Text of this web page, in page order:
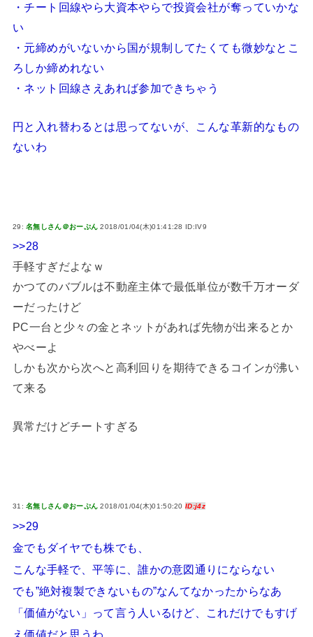
・チート回線やら大資本やらで投資会社が奪っていかな
い
・元締めがいないから国が規制してたくても微妙なとこ
ろしか締めれない
・ネット回線さえあれば参加できちゃう
円と入れ替わるとは思ってないが、こんな革新的なもの
ないわ
29:名無しさん＠おーぷん 2018/01/04(木)01:41:28 ID:IV9
>>28
手軽すぎだよなｗ
かつてのバブルは不動産主体で最低単位が数千万オーダ
ーだったけど
PC一台と少々の金とネットがあれば先物が出来るとか
やべーよ
しかも次から次へと高利回りを期待できるコインが沸い
て来る
異常だけどチートすぎる
31:名無しさん＠おーぷん 2018/01/04(木)01:50:20ID:j4z
>>29
金でもダイヤでも株でも、
こんな手軽で、平等に、誰かの意図通りにならない
でも”絶対複製できないもの”なんてなかったからなあ
「価値がない」って言う人いるけど、これだけでもすげ
え価値だと思うわ